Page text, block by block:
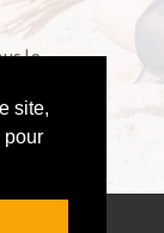
site,
pour
le
droits